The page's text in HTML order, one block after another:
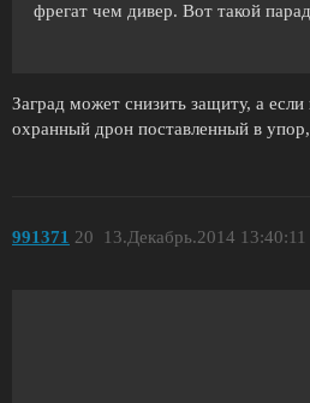
фрегат чем дивер. Вот такой
Заград может снизить защиту, а
охранный дрон поставленный в
991371 13.Декабрь.2014 13:40:11
20